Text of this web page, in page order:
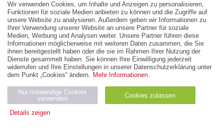
FREITEXT
AUSGABEART
AUS DER REIHE
ZUM THEMA
Neuerscheinung
Bestseller
PREIS
Wir verwenden Cookies, um Inhalte und Anzeigen zu personalisieren,
Funktionen für soziale Medien anbieten zu können und die Zugriffe auf
unsere Website zu analysieren. Außerdem geben wir Informationen zu
Ihrer Verwendung unserer Website an unsere Partner für soziale
Medien, Werbung und Analysen weiter. Unsere Partner führen diese
Informationen möglicherweise mit weiteren Daten zusammen, die Sie
ihnen bereitgestellt haben oder die sie im Rahmen Ihrer Nutzung der
Dienste gesammelt haben. Sie können Ihre Einwilligung jederzeit
widerrufen und Ihre Einstellungen in unserer Datenschutzerklärung unter
dem Punkt „Cookies“ ändern. Mehr Informationen.
Nur notwendige Cookies
verwenden
Cookies zulassen
Details zeigen